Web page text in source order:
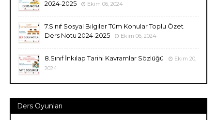
2024-2025
Ekim 06, 2024
7.Sınıf Sosyal Bilgiler Tüm Konular Toplu Özet
Ders Notu 2024-2025
Ekim 06, 2024
8.Sınıf İnkılap Tarihi Kavramlar Sözlüğü
Ekim 20,
2024
Ders Oyunları